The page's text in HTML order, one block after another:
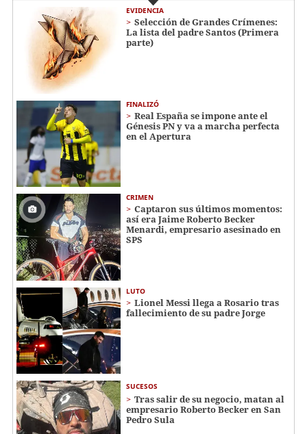
EVIDENCIA
Selección de Grandes Crímenes:
La lista del padre Santos (Primera
parte)
FINALIZÓ
Real España se impone ante el
Génesis PN y va a marcha perfecta
en el Apertura
CRIMEN
Captaron sus últimos momentos:
así era Jaime Roberto Becker
Menardi​​​, empresario asesinado en
SPS
LUTO
Lionel Messi llega a Rosario tras
fallecimiento de su padre Jorge
SUCESOS
Tras salir de su negocio, matan al
empresario Roberto Becker en San
Pedro Sula